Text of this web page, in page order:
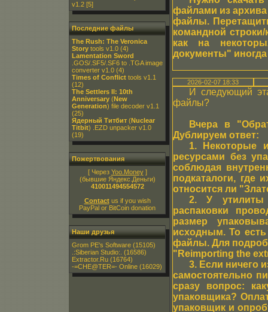
v1.2 [5]
Последние файлы
The Rush: The Veronica
Story tools v1.0 (4)
Lamentation Sword
.GOS/.SF5/.SF6 to .TGA image
converter v1.0 (4)
Times of Conflict tools v1.1
(12)
The Settlers II: 10th
Anniversary (New
Generation) file decoder v1.1
(25)
Ядерный Титбит (Nuclear
Titbit) .EZD unpacker v1.0
(19)
Пожертвования
[ Через Yoo.Money]
(бывшие Яндекс.Деньги)
410011494554572
Contactus if you wish
PayPal or BitCoin donation
Наши друзья
Grom PE's Software (15105)
.:Siberian Studio:. (16586)
Extractor.Ru (16764)
-=CHE@TER=- Online (16029)
файлами из архива
файлы.
командной строки/
как на
документы"
2026-02-07 18:33
И следующий
файлы?
Вчера в
Дублируем ответ:
1. Некоторые
ресурсами без
соблюдая
подкаталоги, где
относится ли
2. У утилиты
распаковки
размер
исходным. То
файлы. Для
"Reimporting the
3. Если ничего
самостоятельно
сразу вопрос:
упаковщика?
упаковщик и